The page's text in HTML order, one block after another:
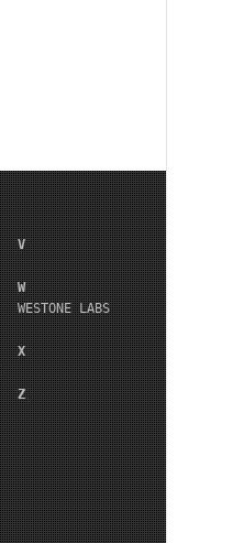
V
W
WESTONE LABS
X
Z